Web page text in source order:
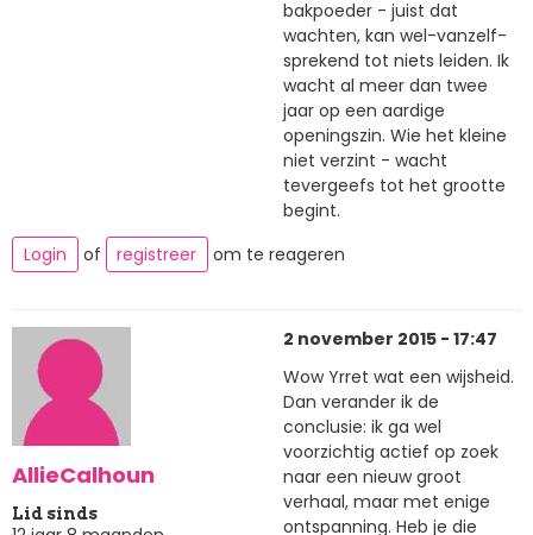
bakpoeder - juist dat
wachten, kan wel-vanzelf-
sprekend tot niets leiden. Ik
wacht al meer dan twee
jaar op een aardige
openingszin. Wie het kleine
niet verzint - wacht
tevergeefs tot het grootte
begint.
Login
of registreer om te reageren
AllieCalhoun
Lid sinds
2 november 2015 - 17:47
Wow Yrret wat een wijsheid.
Dan verander ik de
conclusie: ik ga wel
voorzichtig actief op zoek
naar een nieuw groot
verhaal, maar met enige
ontspanning. Heb je die